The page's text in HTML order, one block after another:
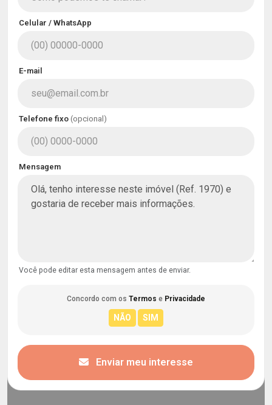
Celular / WhatsApp
E-mail
Telefone fixo (opcional)
Mensagem
Você pode editar esta mensagem antes de enviar.
Concordo com os Termos e Privacidade
Enviar meu interesse